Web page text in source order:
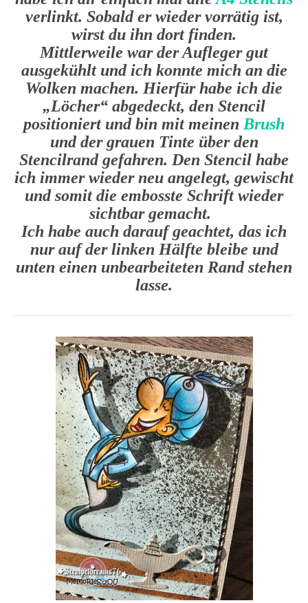
verlinkt. Sobald er wieder vorrätig ist,
wirst du ihn dort finden.
Mittlerweile war der Aufleger gut
ausgekühlt und ich konnte mich an die
Wolken machen. Hierfür habe ich die
„Löcher“ abgedeckt, den Stencil
positioniert und bin mit meinenBrush
und der grauen Tinte über den
Stencilrand gefahren. Den Stencil habe
ich immer wieder neu angelegt, gewischt
und somit die embosste Schrift wieder
sichtbar gemacht.
Ich habe auch darauf geachtet, das ich
nur auf der linken Hälfte bleibe und
unten einen unbearbeiteten Rand stehen
lasse.